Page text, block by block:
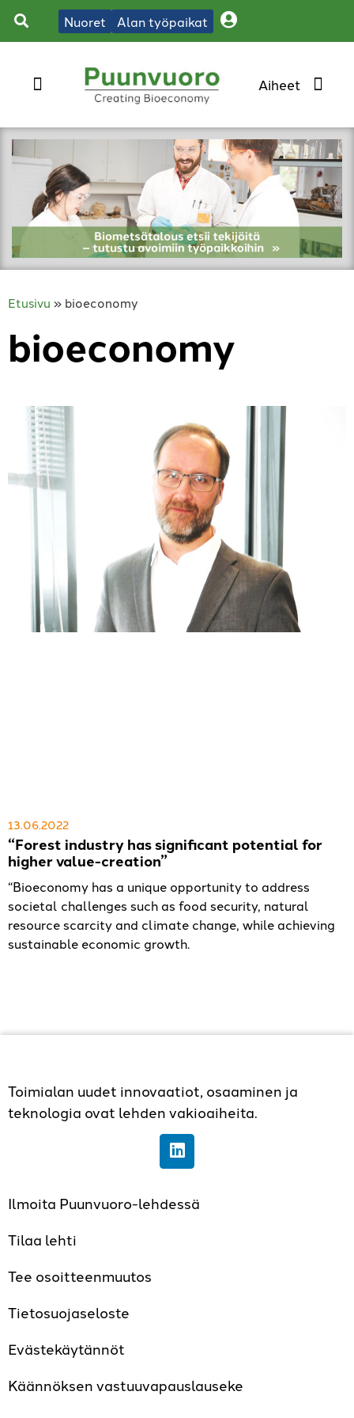
Nuoret Alan työpaikat
Etusivu » bioeconomy
bioeconomy
“Forest industry has significant potential for
higher value-creation”
13.06.2022
“Bioeconomy has a unique opportunity to address
societal challenges such as food security, natural
resource scarcity and climate change, while achieving
sustainable economic growth.
Toimialan uudet innovaatiot, osaaminen ja
teknologia ovat lehden vakioaiheita.
Ilmoita Puunvuoro-lehdessä
Tilaa lehti
Tee osoitteenmuutos
Tietosuojaseloste
Evästekäytännöt
Käännöksen vastuuvapauslauseke